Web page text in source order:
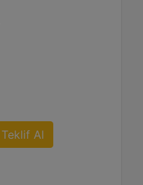
Teklif Al